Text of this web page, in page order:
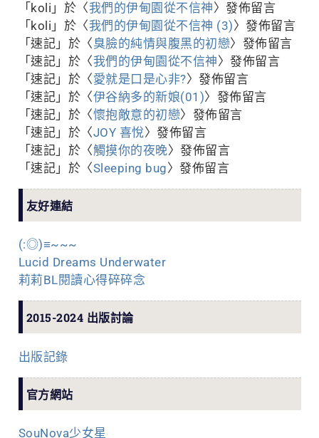
「 koli 」於〈我們的伊甸園從不信神〉發佈留言
「 koli 」於〈我們的伊甸園從不信神 (3)〉發佈留言
「 速記 」於〈臭臉的純情與腹黑的初戀〉發佈留言
「 速記 」於〈我們的伊甸園從不信神〉發佈留言
「 速記 」於〈愛就是口是心非?〉發佈留言
「 速記 」於〈伊谷納多的新娘(01)〉發佈留言
「 速記 」於〈懷抱敵意的初戀〉發佈留言
「 速記 」於〈JOY 喜悅〉發佈留言
「 速記 」於〈觸摸你的夜晚〉發佈留言
「 速記 」於〈Sleeping bug〉發佈留言
友好連結
(:◎)≡~~~
Lucid Dreams Underwater
莉莉BL閱讀心得碎碎念
2015-2024 出版討論
出版記錄
官方網站
SouNova少女星